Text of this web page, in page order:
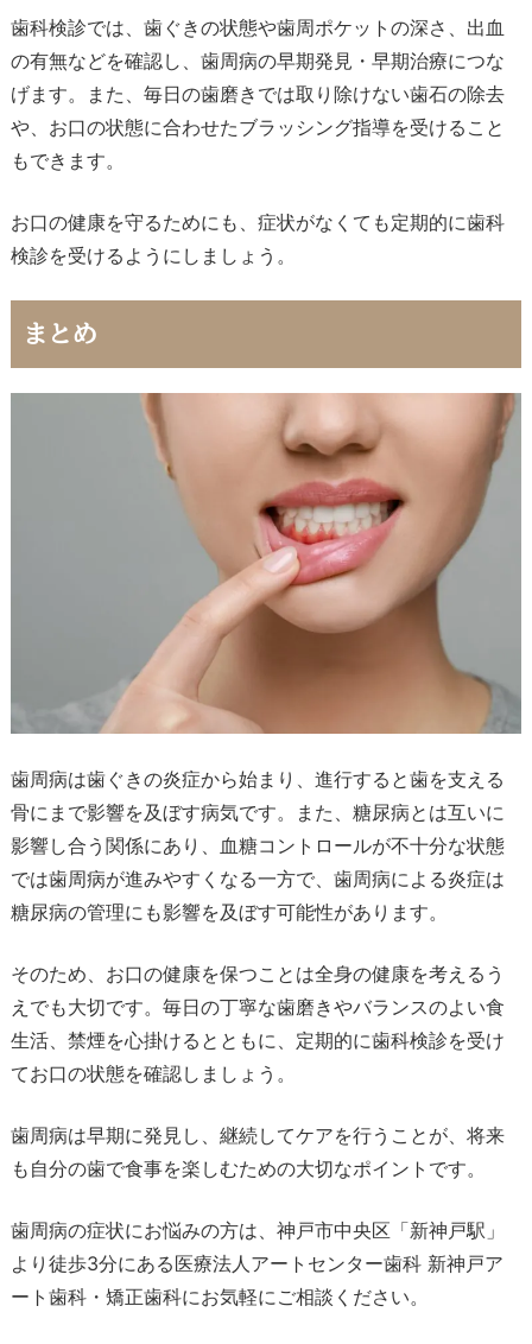
歯科検診では、歯ぐきの状態や歯周ポケットの深さ、出血
の有無などを確認し、歯周病の早期発見・早期治療につな
げます。また、毎日の歯磨きでは取り除けない歯石の除去
や、お口の状態に合わせたブラッシング指導を受けること
もできます。
お口の健康を守るためにも、症状がなくても定期的に歯科
検診を受けるようにしましょう。
まとめ
歯周病は歯ぐきの炎症から始まり、進行すると歯を支える
骨にまで影響を及ぼす病気です。また、糖尿病とは互いに
影響し合う関係にあり、血糖コントロールが不十分な状態
では歯周病が進みやすくなる一方で、歯周病による炎症は
糖尿病の管理にも影響を及ぼす可能性があります。
そのため、お口の健康を保つことは全身の健康を考えるう
えでも大切です。毎日の丁寧な歯磨きやバランスのよい食
生活、禁煙を心掛けるとともに、定期的に歯科検診を受け
てお口の状態を確認しましょう。
歯周病は早期に発見し、継続してケアを行うことが、将来
も自分の歯で食事を楽しむための大切なポイントです。
歯周病の症状にお悩みの方は、神戸市中央区「新神戸駅」
より徒歩3分にある医療法人アートセンター歯科 新神戸ア
ート歯科・矯正歯科にお気軽にご相談ください。